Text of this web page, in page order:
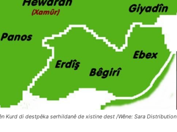
Kurd di destpêka serhildanê de xistine dest /Wêne: Sara Distribution